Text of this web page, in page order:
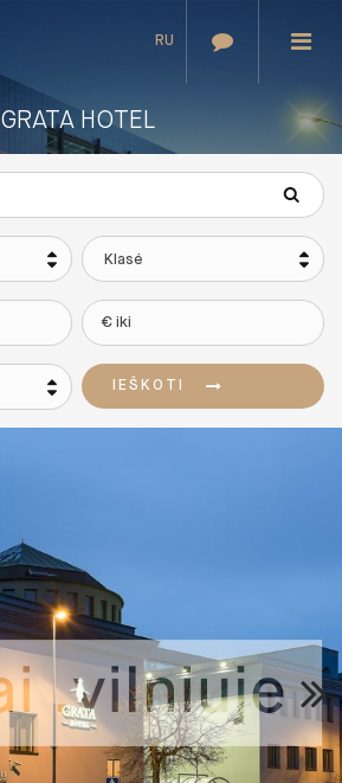
RU
GRATA HOTEL
Klasė
IEŠKOTI